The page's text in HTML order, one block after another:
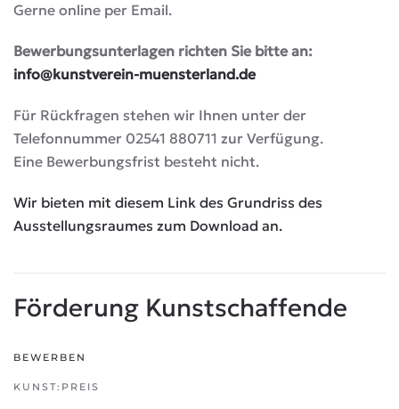
Gerne online per Email.
Bewerbungsunterlagen richten Sie bitte an:
info@kunstverein-muensterland.de
Für Rückfragen stehen wir Ihnen unter der
Telefonnummer 02541 880711 zur Verfügung.
Eine Bewerbungsfrist besteht nicht.
Wir bieten mit diesem Link des Grundriss des
Ausstellungsraumes zum Download an.
Förderung Kunstschaffende
BEWERBEN
KUNST:PREIS